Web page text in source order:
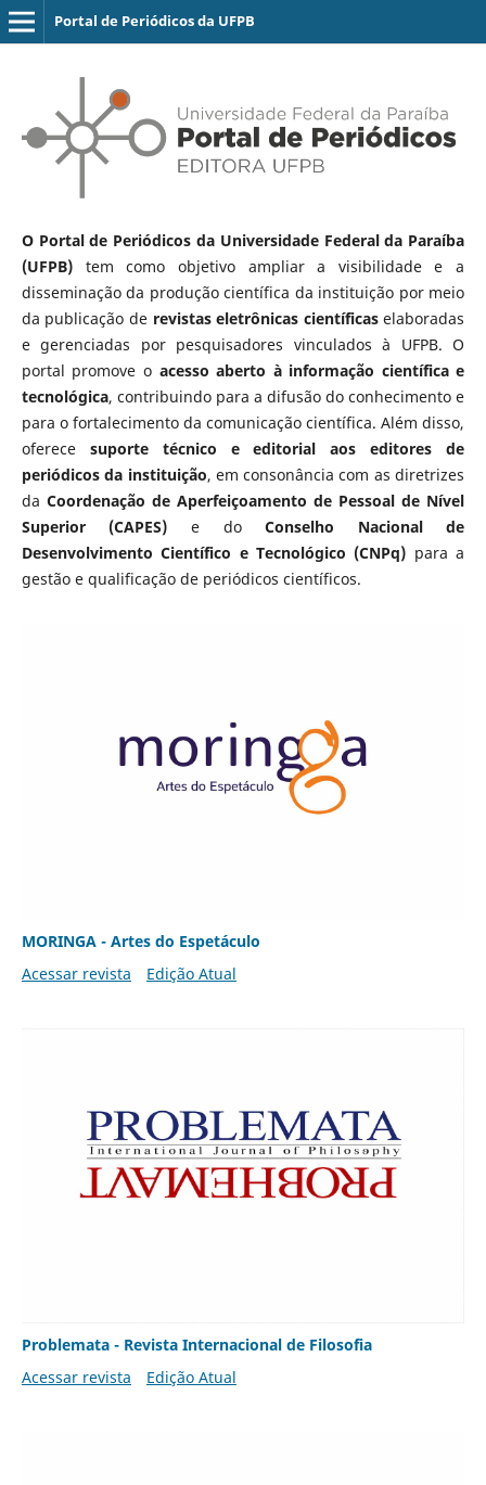
Portal de Periódicos da UFPB
O Portal de Periódicos da Universidade Federal da Paraíba
(UFPB)tem como objetivo ampliar a visibilidade e a
disseminação da produção científica da instituição por meio
da publicação de revistas eletrônicas científicaselaboradas
e gerenciadas por pesquisadores vinculados à UFPB. O
portal promove o acesso aberto à informação científica e
tecnológica, contribuindo para a difusão do conhecimento e
para o fortalecimento da comunicação científica. Além disso,
oferece suporte técnico e editorial aos editores de
periódicos da instituição, em consonância com as diretrizes
da Coordenação de Aperfeiçoamento de Pessoal de Nível
Superior (CAPES) e doConselho Nacional de
Desenvolvimento Científico e Tecnológico (CNPq) para a
gestão e qualificação de periódicos científicos.
MORINGA - Artes do Espetáculo
Acessar revista
Edição Atual
Problemata - Revista Internacional de Filosofia
Acessar revista
Edição Atual